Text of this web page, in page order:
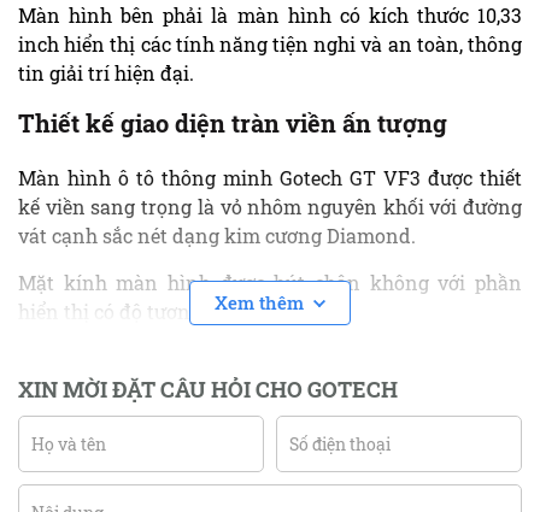
Màn hình bên phải là màn hình có kích thước 10,33
inch hiển thị các tính năng tiện nghi và an toàn, thông
tin giải trí hiện đại.
Thiết kế giao diện tràn viền ấn tượng
Màn hình ô tô thông minh Gotech GT VF3 được thiết
kế viền sang trọng là vỏ nhôm nguyên khối với đường
vát cạnh sắc nét dạng kim cương Diamond.
Mặt kính màn hình được hút chân không với phần
hiển thị có độ tương phản cao.
Xem thêm
XIN MỜI ĐẶT CÂU HỎI CHO GOTECH